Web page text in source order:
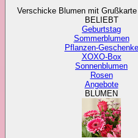
Verschicke Blumen mit
BELIEBT
Geburtstag
Sommerblumen
Pflanzen-Geschenke
XOXO-Box
Sonnenblumen
Rosen
Angebote
BLUMEN